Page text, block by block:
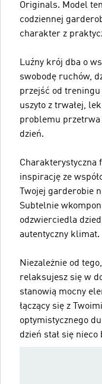
Originals. Model
codziennej
charakter z
Luźny krój dba o
swobodę ruchów,
przejść od treningu
uszyto z trwałej,
problemu przetrwa
dzień.
Charakterystyczna
inspirację ze
Twojej garderobie
Subtelnie
odzwierciedla
autentyczny klimat.
Niezależnie od
relaksujesz się w
stanowią mocny
łączący się z
optymistycznego
dzień stał się